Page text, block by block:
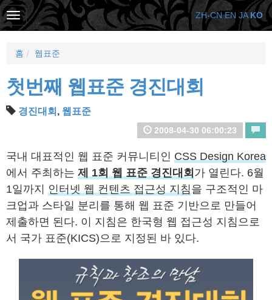
홈 웹표준
첫번째 웹표준 경진대회
경진대회 , 웹표준
2008-04-30 06:00:23
국내 대표적인 웹 표준 커뮤니티인 CSS Design Korea
에서 주최하는 제 1회 웹 표준 경진대회 가 열린다. 6월
1일까지 인터넷 웹 컨텐츠 접근성 지침을 구조적인 마
크업과 스타일 분리를 통해 웹 표준 기반으로 만들어
제출하면 된다. 이 지침은 한국형 웹 접근성 지침으로
서 국가 표준(KICS)으로 지정된 바 있다.
ZH-CN EN JA KO